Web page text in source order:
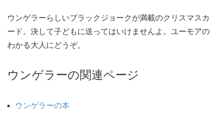
ウンゲラーらしいブラックジョークが満載のクリスマスカ
ード。決して子どもに送ってはいけませんよ。ユーモアの
わかる大人にどうぞ。
ウンゲラーの関連ページ
ウンゲラーの本